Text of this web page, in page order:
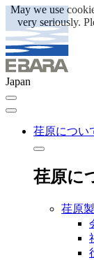
Japan
荏原につい
荏原に
荏原
May we use
very seriously.